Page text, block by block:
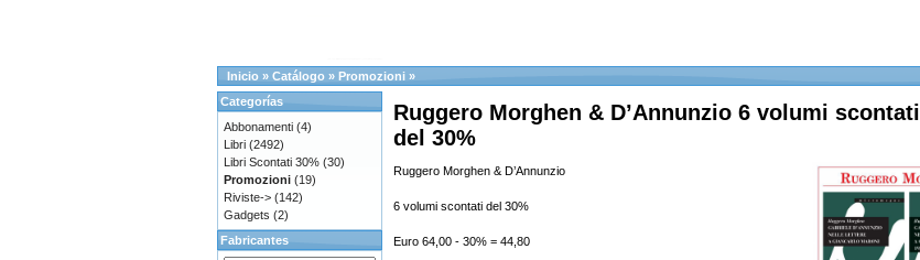
Inicio » Catálogo » Promozioni »
Ruggero Morghen & D’Annunzio 6 volumi scontati
del 30%
Ruggero Morghen & D’Annunzio
6 volumi scontati del 30%
Euro 64,00 - 30% = 44,80
Categorías
Abbonamenti (4)
Libri (2492)
Libri Scontati 30% (30)
Promozioni (19)
Riviste-> (142)
Gadgets (2)
Fabricantes